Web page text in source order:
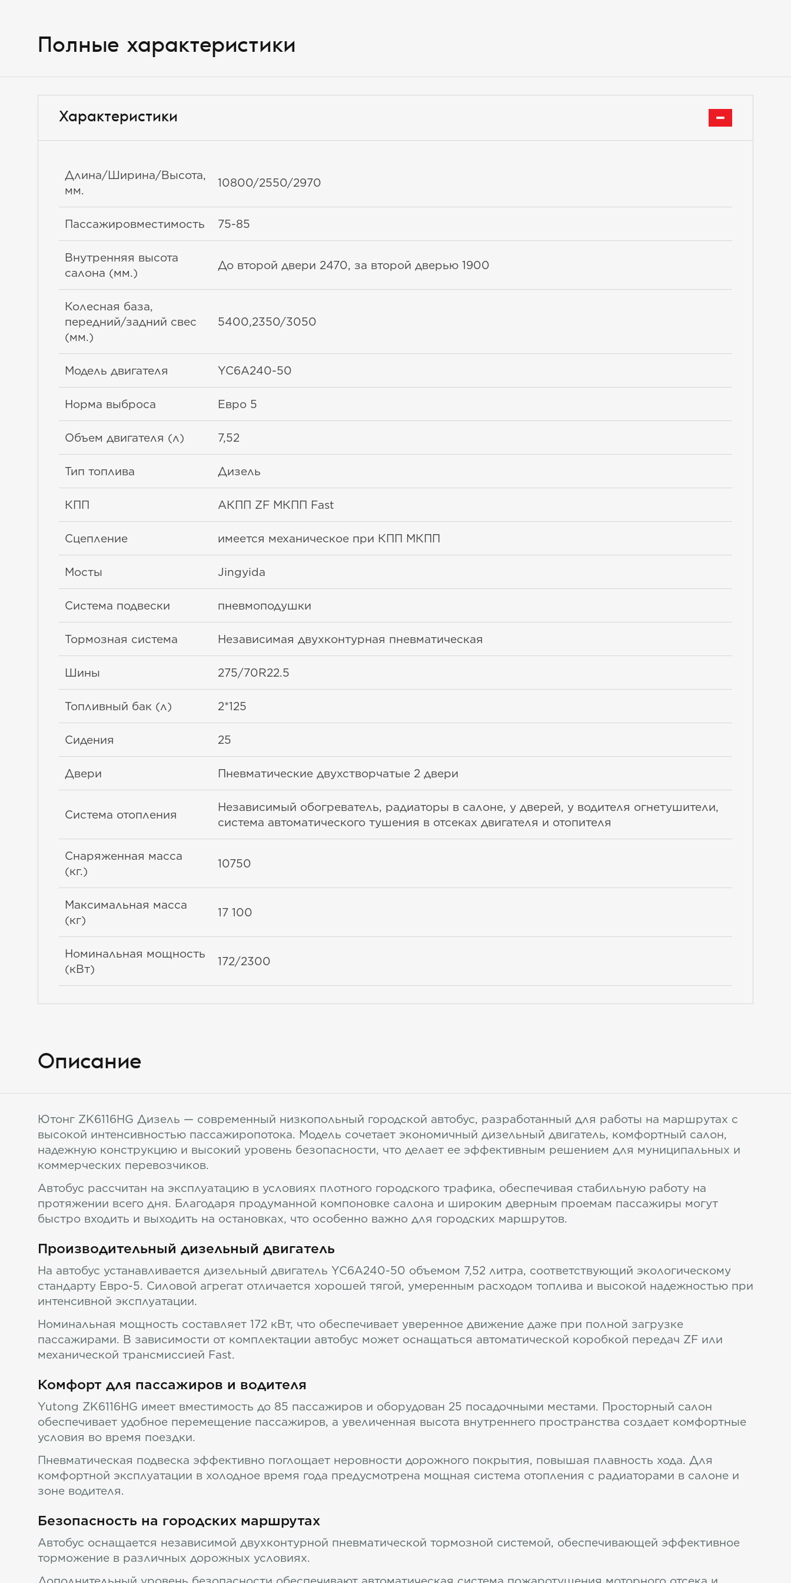
Полные характеристики
Характеристики
Длина/Ширина/Высота,
мм.
10800/2550/2970
Пассажировместимость 75-85
Внутренняя высота
салона (мм.)
До второй двери 2470, за второй дверью 1900
Колесная база,
передний/задний свес
(мм.)
5400,2350/3050
Модель двигателя YC6A240-50
Норма выброса Евро 5
Объем двигателя (л) 7,52
Тип топлива Дизель
КПП АКПП ZF МКПП Fast
Сцепление имеется механическое при КПП МКПП
Мосты Jingyida
Система подвески пневмоподушки
Тормозная система Независимая двухконтурная пневматическая
Шины 275/70R22.5
Топливный бак (л) 2*125
Сидения 25
Двери Пневматические двухстворчатые 2 двери
Система отопления
Независимый обогреватель, радиаторы в салоне, у дверей, у водителя огнетушители,
система автоматического тушения в отсеках двигателя и отопителя
Снаряженная масса
(кг.)
10750
Максимальная масса
(кг)
17 100
Номинальная мощность
(кВт)
172/2300
Описание
Ютонг ZK6116HG Дизель — современный низкопольный городской автобус, разработанный для работы на маршрутах с
высокой интенсивностью пассажиропотока. Модель сочетает экономичный дизельный двигатель, комфортный салон,
надежную конструкцию и высокий уровень безопасности, что делает ее эффективным решением для муниципальных и
коммерческих перевозчиков.
Автобус рассчитан на эксплуатацию в условиях плотного городского трафика, обеспечивая стабильную работу на
протяжении всего дня. Благодаря продуманной компоновке салона и широким дверным проемам пассажиры могут
быстро входить и выходить на остановках, что особенно важно для городских маршрутов.
Производительный дизельный двигатель
На автобус устанавливается дизельный двигатель YC6A240-50 объемом 7,52 литра, соответствующий экологическому
стандарту Евро-5. Силовой агрегат отличается хорошей тягой, умеренным расходом топлива и высокой надежностью при
интенсивной эксплуатации.
Номинальная мощность составляет 172 кВт, что обеспечивает уверенное движение даже при полной загрузке
пассажирами. В зависимости от комплектации автобус может оснащаться автоматической коробкой передач ZF или
механической трансмиссией Fast.
Комфорт для пассажиров и водителя
Yutong ZK6116HG имеет вместимость до 85 пассажиров и оборудован 25 посадочными местами. Просторный салон
обеспечивает удобное перемещение пассажиров, а увеличенная высота внутреннего пространства создает комфортные
условия во время поездки.
Пневматическая подвеска эффективно поглощает неровности дорожного покрытия, повышая плавность хода. Для
комфортной эксплуатации в холодное время года предусмотрена мощная система отопления с радиаторами в салоне и
зоне водителя.
Безопасность на городских маршрутах
Автобус оснащается независимой двухконтурной пневматической тормозной системой, обеспечивающей эффективное
торможение в различных дорожных условиях.